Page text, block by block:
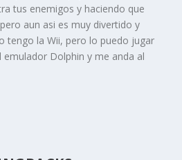
tus enemigos y haciendo que
aun asi es muy divertido y
tengo la Wii, pero lo puedo jugar
emulador Dolphin y me anda al